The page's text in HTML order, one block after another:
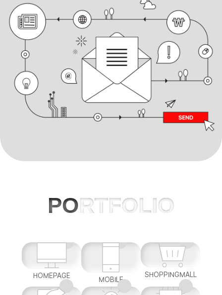
레벨 반응형 포트폴리오
PORTFOLIO
HOMEPAGE MOBILE
SHOPPINGMALL